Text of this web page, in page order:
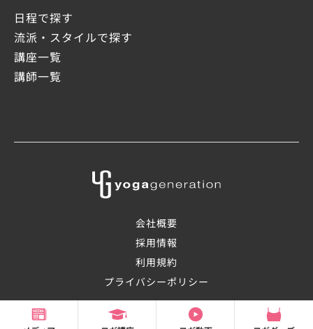
日程で探す
流派・スタイルで探す
講座一覧
講師一覧
会社概要
採用情報
利用規約
プライバシーポリシー
©2008-2026 OHANAsmile Inc.